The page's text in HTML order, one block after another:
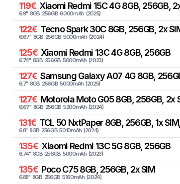
119€ Xiaomi Redmi 15C 4G 8GB, 256GB,
6.9" 8GB 256GB 6000mAh (2025)
122€ TecnoSpark 30C 8GB, 256GB, 2x
6.67" 8GB 256GB 5000mAh (2024)
125€ Xiaomi Redmi 13C 4G 8GB, 256GB
6.74" 8GB 256GB 5000mAh (2023)
127€ Samsung Galaxy A07 4G 8GB,
6.7" 8GB 256GB 5000mAh (2025)
127€ Motorola Moto G05 8GB, 256GB, 2x
6.67" 8GB 256GB 5200mAh (2024)
131€ TCL 50 NxtPaper 8GB, 256GB, 1x
6.8" 8GB 256GB 5010mAh (2024)
135€ Xiaomi Redmi 13C 5G 8GB, 256GB
6.74" 8GB 256GB 5000mAh (2023)
135€ Poco C75 8GB, 256GB, 2x SIM
6.88" 8GB 256GB 5160mAh (2024)